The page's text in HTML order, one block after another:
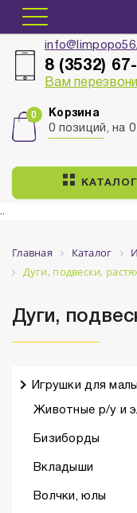
8 (3532)
Вам
Корзина
0 позиций, на 0
КАТАЛОГ
..
Главная Каталог
Дуги, подвески,
Дуги,
Игрушки для
Животные р/у и
Бизиборды
Вкладыши
Волчки, юлы